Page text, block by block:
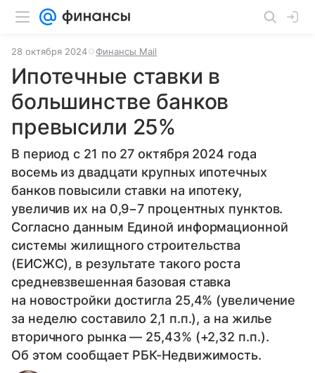
28 октября 2024 Финансы Mail
Ипотечные ставки в
большинстве банков
превысили 25%
В период с 21 по 27 октября 2024 года
восемь из двадцати крупных ипотечных
банков повысили ставки на ипотеку,
увеличив их на 0,9−7 процентных пунктов.
Согласно данным Единой информационной
системы жилищного строительства
(ЕИСЖС), в результате такого роста
средневзвешенная базовая ставка
на новостройки достигла 25,4% (увеличение
за неделю составило 2,1 п.п.), а на жилье
вторичного рынка — 25,43% (+2,32 п.п.).
Об этом сообщает РБК-Недвижимость.